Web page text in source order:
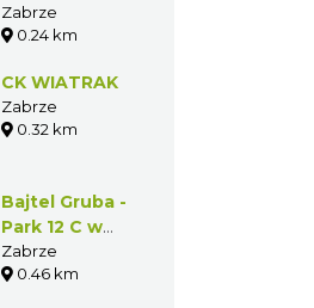
Niezależne
Centrum
Zabrze
0.24 km
CK WIATRAK
Zabrze
0.32 km
Bajtel Gruba -
Park 12 C w
Zabrzu
Zabrze
0.46 km